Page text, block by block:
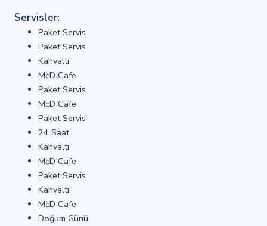
Servisler:
Paket Servis
Paket Servis
Kahvaltı
McD Cafe
Paket Servis
McD Cafe
Paket Servis
24 Saat
Kahvaltı
McD Cafe
Paket Servis
Kahvaltı
McD Cafe
Doğum Günü